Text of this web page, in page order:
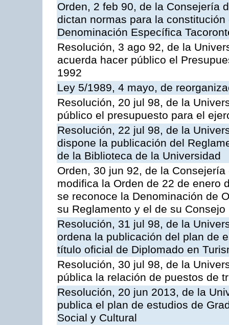
Orden, 2 feb 90, de la Consejería
dictan normas para la
Denominación Específica
Resolución, 3 ago 92, de la
acuerda hacer público el
1992
Ley 5/1989, 4 mayo, de
Resolución, 20 jul 98, de la
público el presupuesto para el
Resolución, 22 jul 98, de la
dispone la publicación del
de la Biblioteca de la Universidad
Orden, 30 jun 92, de la
modifica la Orden de 22 de enero
se reconoce la Denominación de
su Reglamento y el de su Consejo
Resolución, 31 jul 98, de la
ordena la publicación del plan de
título oficial de Diplomado en
Resolución, 30 jul 98, de la
pública la relación de puestos de
Resolución, 20 jun 2013, de la
publica el plan de estudios de
Social y Cultural